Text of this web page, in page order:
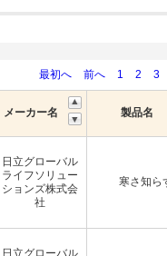
最初へ
前へ 1 2 3
メーカー名 製品名
日立グローバル
ライフソリュー
ションズ株式会
社
寒さ知ら
日立グローバル